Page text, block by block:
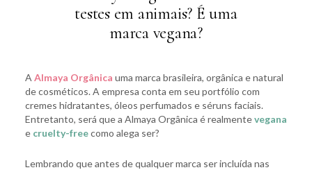
testes em animais? É uma
marca vegana?
A Almaya Orgânica uma marca brasileira, orgânica e natural
de cosméticos. A empresa conta em seu portfólio com
cremes hidratantes, óleos perfumados e séruns faciais.
Entretanto, será que a Almaya Orgânica é realmentevegana
e cruelty-freecomo alega ser?
Lembrando que antes de qualquer marca ser incluída nas